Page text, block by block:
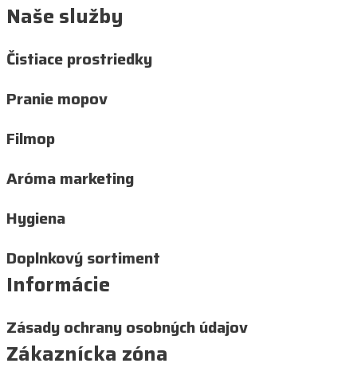
Naše služby
Čistiace prostriedky
Pranie mopov
Filmop
Aróma marketing
Hygiena
Doplnkový sortiment
Informácie
Zásady ochrany osobných údajov
Zákaznícka zóna